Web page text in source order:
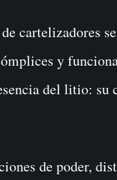
y
del litio: su
de poder,